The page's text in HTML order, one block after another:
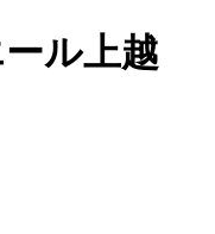
ル上越